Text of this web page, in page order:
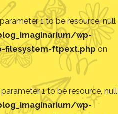
1 to be resource, null
wp-
filesystem-ftpext.phpon
1 to be resource, null
wp-